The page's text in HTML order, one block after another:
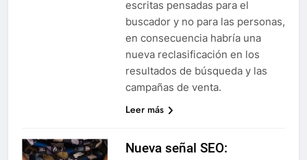
escritas pensadas para el
buscador y no para las personas,
en consecuencia habría una
nueva reclasificación en los
resultados de búsqueda y las
campañas de venta.
Leer más
Nueva señal SEO: